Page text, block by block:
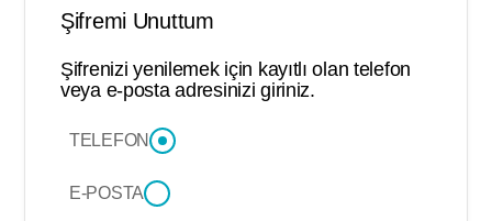
Şifremi Unuttum
Şifrenizi yenilemek için kayıtlı olan telefon
veya e-posta adresinizi giriniz.
TELEFON
E-POSTA